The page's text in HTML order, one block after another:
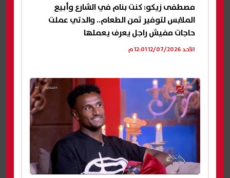
مصطفى زيكو: كنت بنام في الشارع وأبيع
الملابس لتوفير ثمن الطعام.. والدتي عملت
حاجات مفيش راجل يعرف يعملها
الأحد 12/07/2026 12:01 م